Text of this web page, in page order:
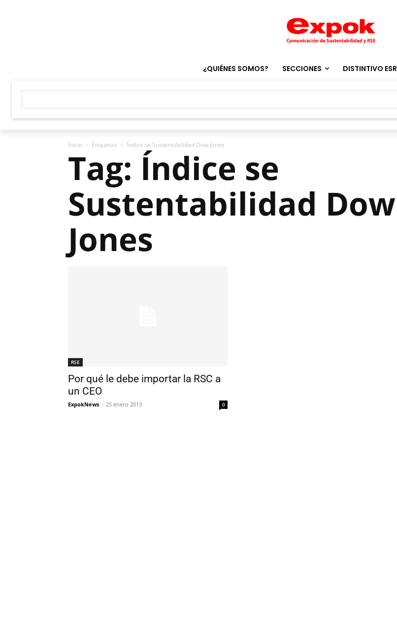
¿QUIÉNES SOMOS? SECCIONES DISTINTIVO ESR
Inicio Etiquetas Índice se Sustentabilidad Dow Jones
Tag: Índice se
Sustentabilidad Dow
Jones
RSE
Por qué le debe importar la RSC a
un CEO
ExpokNews - 25 enero 2013 0